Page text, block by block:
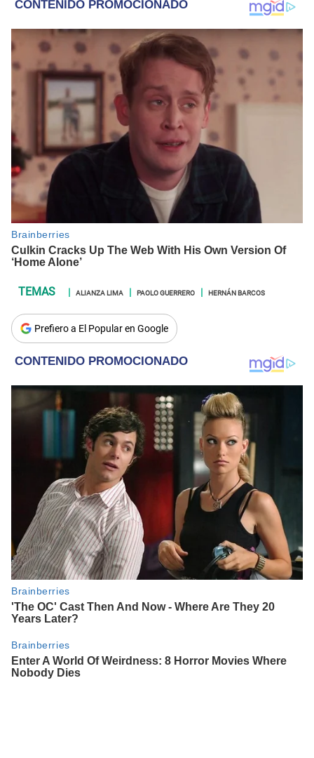
ALIANZA LIMA PAOLO GUERRERO HERNÁN BARCOS
Prefiero a El Popular en Google